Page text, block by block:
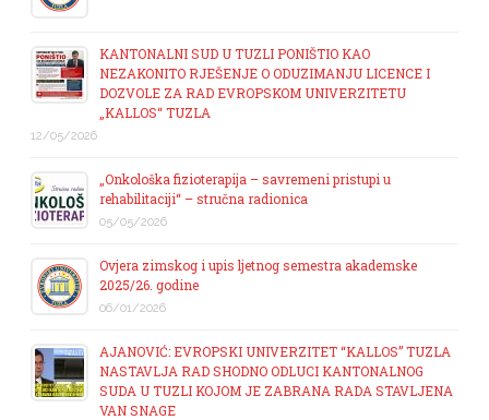
KANTONALNI SUD U TUZLI PONIŠTIO KAO
NEZAKONITO RJEŠENJE O ODUZIMANJU LICENCE I
DOZVOLE ZA RAD EVROPSKOM UNIVERZITETU
„KALLOS“ TUZLA
12/05/2026
„Onkološka fizioterapija – savremeni pristupi u
rehabilitaciji“ – stručna radionica
05/05/2026
Ovjera zimskog i upis ljetnog semestra akademske
2025/26. godine
06/01/2026
AJANOVIĆ: EVROPSKI UNIVERZITET “KALLOS” TUZLA
NASTAVLJA RAD SHODNO ODLUCI KANTONALNOG
SUDA U TUZLI KOJOM JE ZABRANA RADA STAVLJENA
VAN SNAGE